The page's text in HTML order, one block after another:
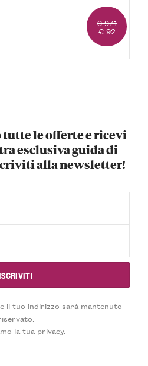
€ 97.1
€ 92
le offerte e ricevi
esclusiva guida di
alla newsletter!
il tuo indirizzo sarà mantenuto
la tua privacy.